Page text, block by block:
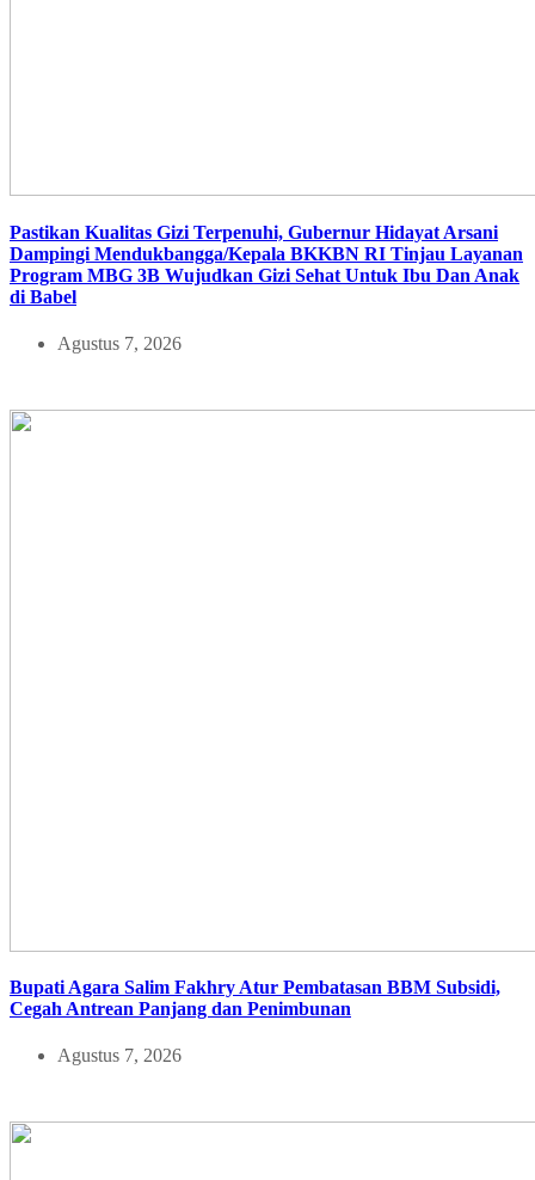
Pastikan Kualitas Gizi Terpenuhi, Gubernur Hidayat Arsani
Dampingi Mendukbangga/Kepala BKKBN RI Tinjau Layanan
Program MBG 3B Wujudkan Gizi Sehat Untuk Ibu Dan Anak
di Babel
Agustus 7, 2026
Bupati Agara Salim Fakhry Atur Pembatasan BBM Subsidi,
Cegah Antrean Panjang dan Penimbunan
Agustus 7, 2026